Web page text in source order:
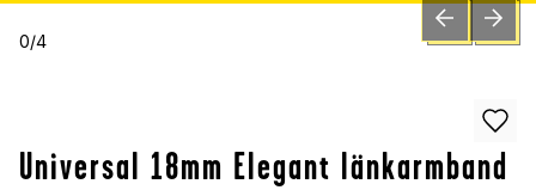
0/4 PREVIOUSNEXT
Universal 18mm Elegant länkarmband